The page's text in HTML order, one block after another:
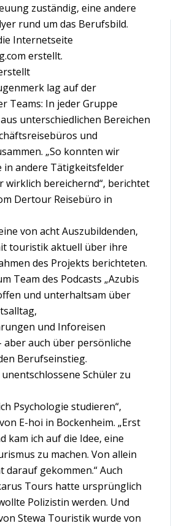
zuständig, eine andere
rund um das Berufsbild.
Internetseite
erstellt.
lag auf der
Teams: In jeder Gruppe
unterschiedlichen Bereichen
und
„So konnten wir
in andere Tätigkeitsfelder
wirklich bereichernd“, berichtet
Dertour Reisebüro in
von acht Auszubildenden,
touristik aktuell über ihre
des Projekts berichteten.
Team des Podcasts „Azubis
und unterhaltsam über
und Inforeisen
aber auch über persönliche
Berufseinstieg.
Schüler zu
Psychologie studieren“,
E-hoi in Bockenheim. „Erst
kam ich auf die Idee, eine
zu machen. Von allein
darauf gekommen.“ Auch
Tours hatte ursprünglich
Polizistin werden. Und
Stewa Touristik wurde von